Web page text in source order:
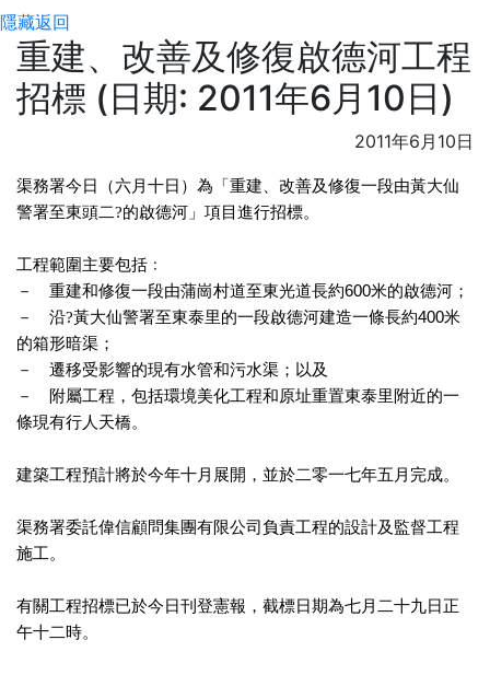
隱藏返回
重建、改善及修復啟德河工程
招標 (日期: 2011年6月10日)
2011年6月10日
渠務署今日（六月十日）為「重建、改善及修復一段由黃大仙
警署至東頭二?的啟德河」項目進行招標。
工程範圍主要包括﹕
－ 重建和修復一段由蒲崗村道至東光道長約600米的啟德河；
－ 沿?黃大仙警署至東泰里的一段啟德河建造一條長約400米
的箱形暗渠；
－ 遷移受影響的現有水管和污水渠；以及
－ 附屬工程，包括環境美化工程和原址重置東泰里附近的一
條現有行人天橋。
建築工程預計將於今年十月展開，並於二零一七年五月完成。
渠務署委託偉信顧問集團有限公司負責工程的設計及監督工程
施工。
有關工程招標已於今日刊登憲報，截標日期為七月二十九日正
午十二時。